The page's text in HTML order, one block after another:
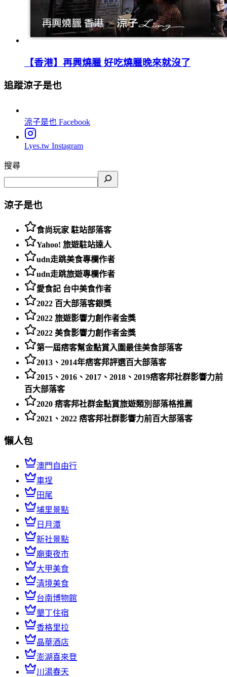
【香港】再興燒臘 好吃燒臘晚來就沒了
追蹤涼子是也
涼子是也 Facebook
Lyes.tw Instagram
搜尋
涼子是也
食尚玩家 駐站部落客
Yahoo! 旅遊駐站達人
udn走跳美食專欄作者
udn走跳旅遊專欄作者
愛食記 台中美食作者
2022 百大部落客銀獎
2022 旅遊影響力創作者金獎
2022 美食影響力創作者金獎
第一屆痞客幫金點賞入圍最佳美食部落客
2013、2014年痞客邦評選百大部落客
2015、2016、2017、2018、2019痞客邦社群影響力前
百大部落客
2020 痞客邦社群金點賞旅遊類別部落格推薦
2021、2022 痞客邦社群影響力前百大部落客
懶人包
澳門自由行
車埕
田尾
埔里景點
日月潭
新社景點
廟東夜市
大甲美食
清境美食
台南博物館
墾丁住宿
香格里拉
晶華酒店
澎湖喜來登
川湯春天